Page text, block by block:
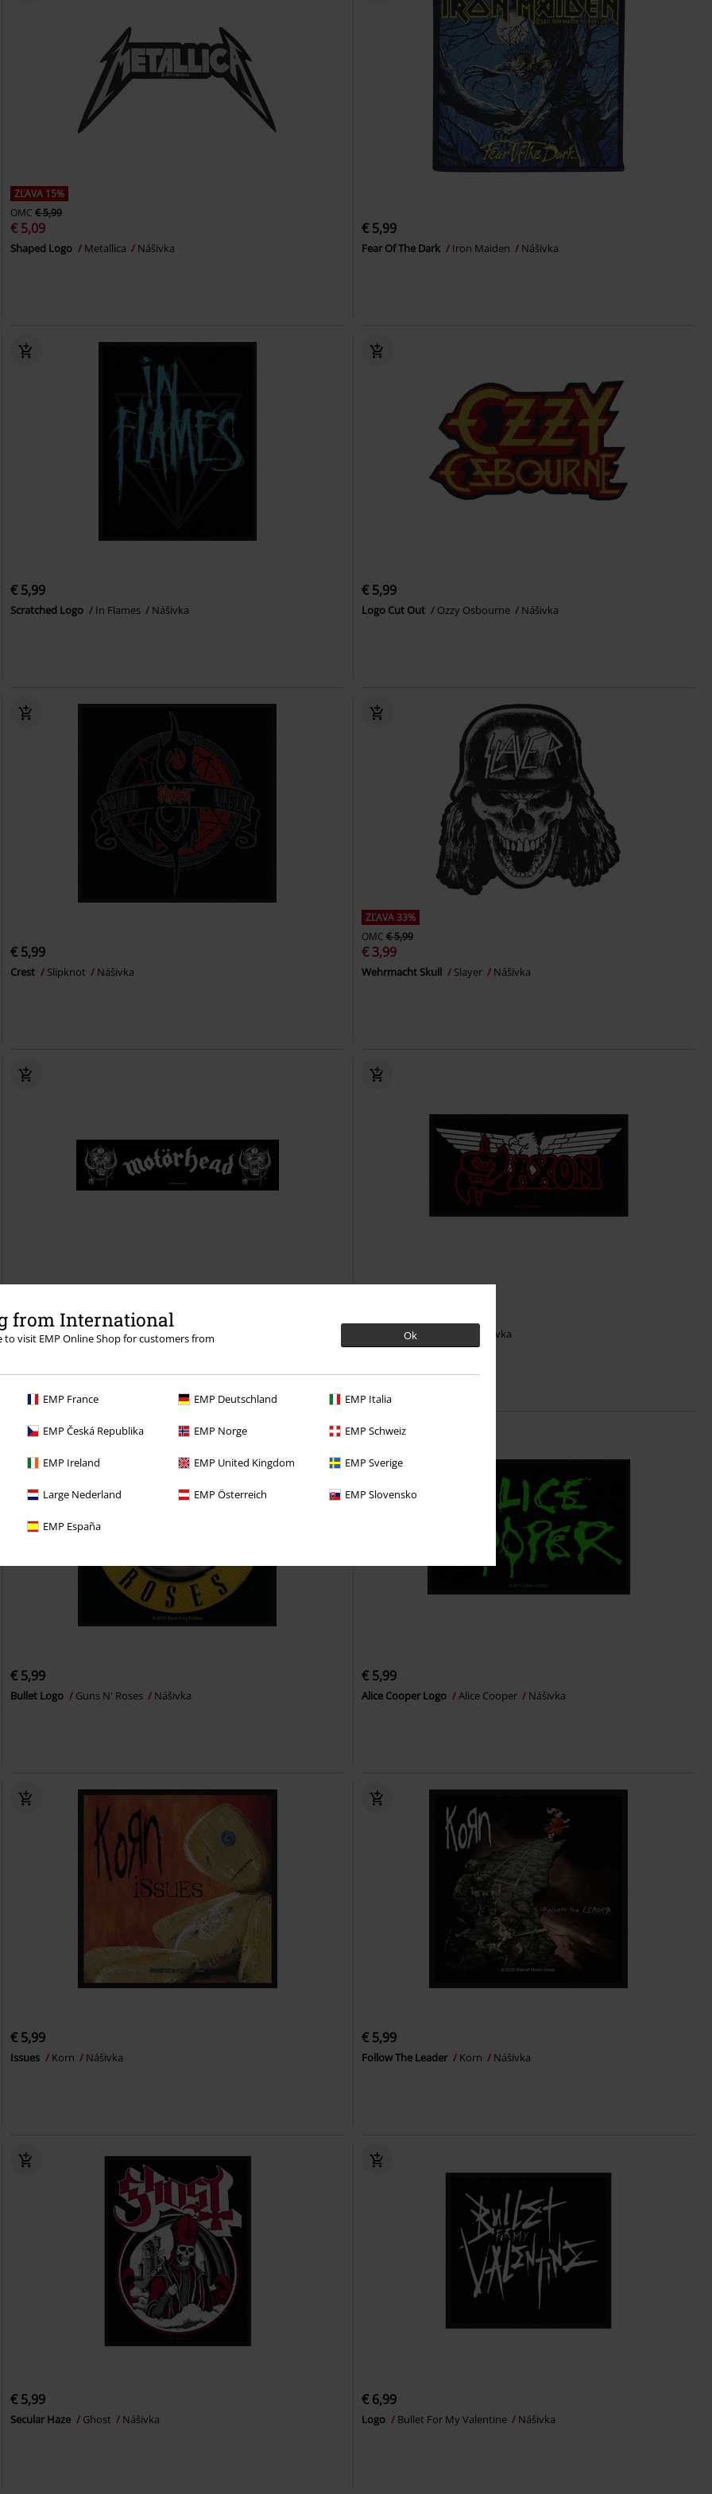
from International
to visit EMP Online Shop for customers from
Ok
EMP France EMP Deutschland EMP Italia
EMP Česká Republika EMP Norge EMP Schweiz
EMP Ireland EMP United Kingdom EMP Sverige
Large Nederland EMP Österreich EMP Slovensko
EMP España
ZĽAVA 15%
OMC € 5,99
€ 5,09
Shaped Logo Metallica Nášivka
€ 5,99
Fear Of The Dark Iron Maiden Nášivka
€ 5,99
Scratched Logo In Flames Nášivka
€ 5,99
Logo Cut Out Ozzy Osbourne Nášivka
€ 5,99
Crest Slipknot Nášivka
ZĽAVA 33%
OMC € 5,99
€ 3,99
Wehrmacht Skull Slayer Nášivka
€ 5,99
War Pigs Motörhead Nášivka Logo & Eagle Nášivka
€ 5,99
Bullet Logo Guns N' Roses Nášivka
€ 5,99
Alice Cooper Logo Alice Cooper Nášivka
€ 5,99
Issues Korn Nášivka
€ 5,99
Follow The Leader Korn Nášivka
€ 5,99
Secular Haze Ghost Nášivka
€ 6,99
Logo Bullet For My Valentine Nášivka